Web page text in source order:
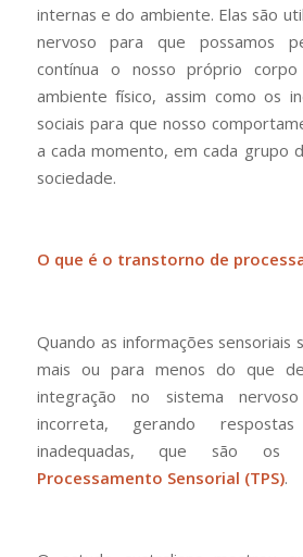
internas e do ambiente. Elas são
nervoso para que possamos
contínua o nosso próprio
ambiente físico, assim como os
sociais para que nosso
a cada momento, em cada grupo
sociedade.
O que é o transtorno de
Quando as informações sensoriais
mais ou para menos do que
integração no sistema
incorreta, gerando respostas
inadequadas, que são os
Processamento Sensorial (TPS).